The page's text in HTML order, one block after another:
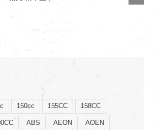
150cc 155CC 158CC
ABS AEON AOEN